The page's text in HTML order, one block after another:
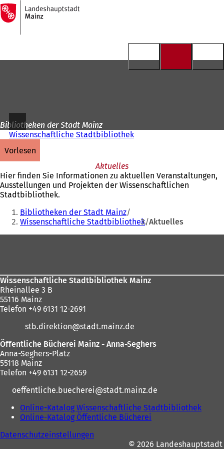
Inhalt anspringen
Zur
Startseite
Bibliotheken der Stadt Mainz
Wissenschaftliche Stadtbibliothek
vorlesen
Aktuelles
Hier finden Sie Informationen zu aktuellen Veranstaltungen,
Ausstellungen und Projekten der Wissenschaftlichen
Stadtbibliothek.
Sie
befinden
sich
Bibliotheken der Stadt Mainz
Wissenschaftliche Stadtbibliothek Aktuelles
Wissenschaftliche Stadtbibliothek Mainz
Rheinallee 3 B
55116 Mainz
Telefon +49 6131 12-2691
stb.direktion
stadt.mainz de
Öffentliche Bücherei Mainz - Anna-Seghers
Anna-Seghers-Platz
55118 Mainz
Telefon +49 6131 12-2659
oeffentliche.buecherei
stadt.mainz de
Online-Katalog Wissenschaftliche Stadtbibliothek
n
Online-Katalog Öffentliche Bücherei
f
Datenschutzeinstellungen
© 2026 Landeshauptstadt